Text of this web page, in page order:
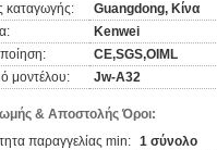
καταγωγής:
Guangdong, Κίνα
Kenwei
CE,SGS,OIML
μοντέλου:
Jw-A32
& Αποστολής Όροι:
παραγγελίας min: 1 σύνολο